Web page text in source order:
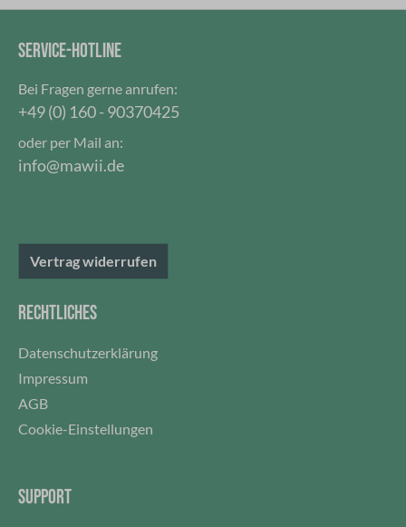
SERVICE-HOTLINE
Bei Fragen gerne anrufen:
+49 (0) 160 - 90370425
oder per Mail an:
info@mawii.de
Vertrag widerrufen
RECHTLICHES
Datenschutzerklärung
Impressum
AGB
Cookie-Einstellungen
SUPPORT